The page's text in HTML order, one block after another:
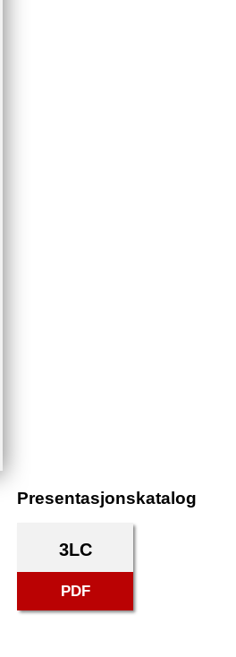
Presentasjonskatalog
3LC
PDF